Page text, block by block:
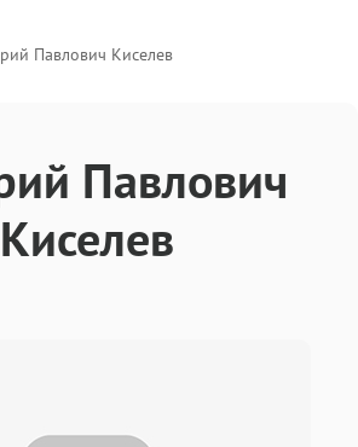
Павлович Киселев
Павлович
Киселев